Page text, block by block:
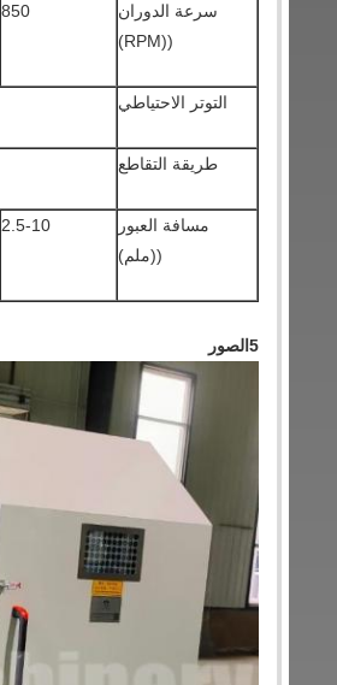
سرعة الدوران
((RPM)
850
التوتر الاحتياطي
طريقة التقاطع
مسافة العبور
((ملم)
2.5-10
5الصور